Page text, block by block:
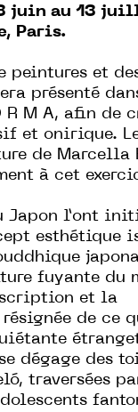
juin au 13
Paris.
peintures et
présenté
R M A, afin de
et onirique.
de Marcella
à cet
Japon l’ont
esthétique
fuyante du
et la
de ce
dégage des
traversées